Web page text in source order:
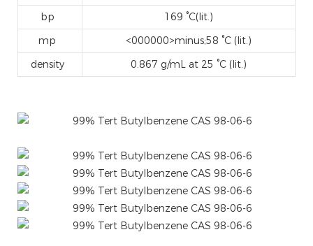
bp
169 °C(lit.)
mp
<000000>minus;58 °C (lit.)
density
0.867 g/mL at 25 °C (lit.)